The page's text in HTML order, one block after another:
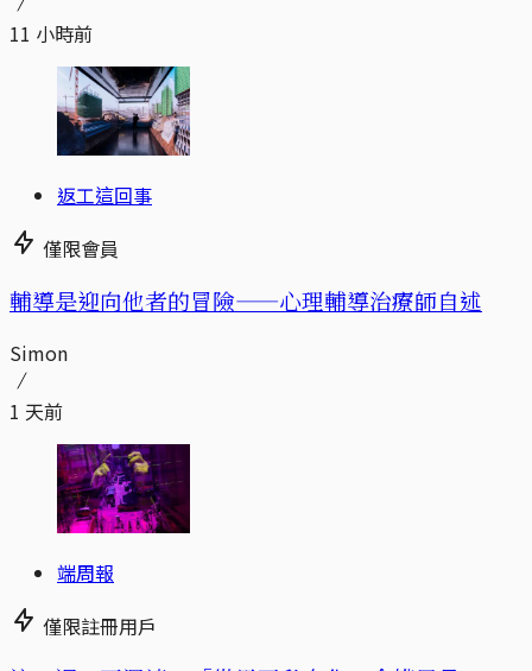
11 小時前
返工這回事
僅限會員
輔導是迎向他者的冒險——心理輔導治療師自述
Simon
1 天前
端周報
僅限註冊用戶